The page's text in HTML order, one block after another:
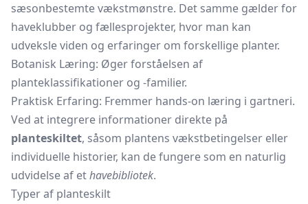
sæsonbestemte vækstmønstre. Det samme gælder for
haveklubber og fællesprojekter, hvor man kan
udveksle viden og erfaringer om forskellige planter.
Botanisk Læring: Øger forståelsen af
planteklassifikationer og -familier.
Praktisk Erfaring: Fremmer hands-on læring i gartneri.
Ved at integrere informationer direkte på
planteskiltet, såsom plantens vækstbetingelser eller
individuelle historier, kan de fungere som en naturlig
udvidelse af ethavebibliotek.
Typer af planteskilt